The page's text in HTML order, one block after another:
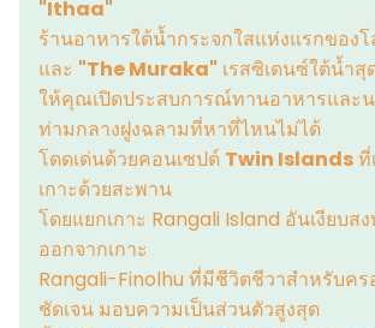
"Ithaa"
ร้านอาหารใต้น้ำกระจกใสแห่งแรกของ
และ "The Muraka" เรสซิเดนซ์ใต้น้ำสุ
ให้คุณเปิดประสบการณ์ทานอาหารและ
ท่ามกลางฝูงฉลามที่หาที่ไหนไม่ได้
โดดเด่นด้วยคอนเซปต์ Twin Islandsที่
เกาะด้วยสะพาน
โดยแยกเกาะ Rangali Island อันเงียบส
ออกจากเกาะ
Rangali-Finolhu ที่มีชีวิตชีวาสำหรับคร
ชัดเจน มอบความเป็นส่วนตัวสูงสุด